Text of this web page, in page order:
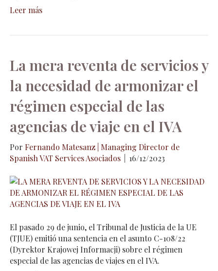
Leer más
La mera reventa de servicios y
la necesidad de armonizar el
régimen especial de las
agencias de viaje en el IVA
Por Fernando Matesanz | Managing Director de
Spanish VAT Services Asociados
16/12/2023
El pasado 29 de junio, el Tribunal de Justicia de la UE
(TJUE) emitió una sentencia en el asunto C-108/22
(Dyrektor Krajowej Informacji) sobre el régimen
especial de las agencias de viajes en el IVA.